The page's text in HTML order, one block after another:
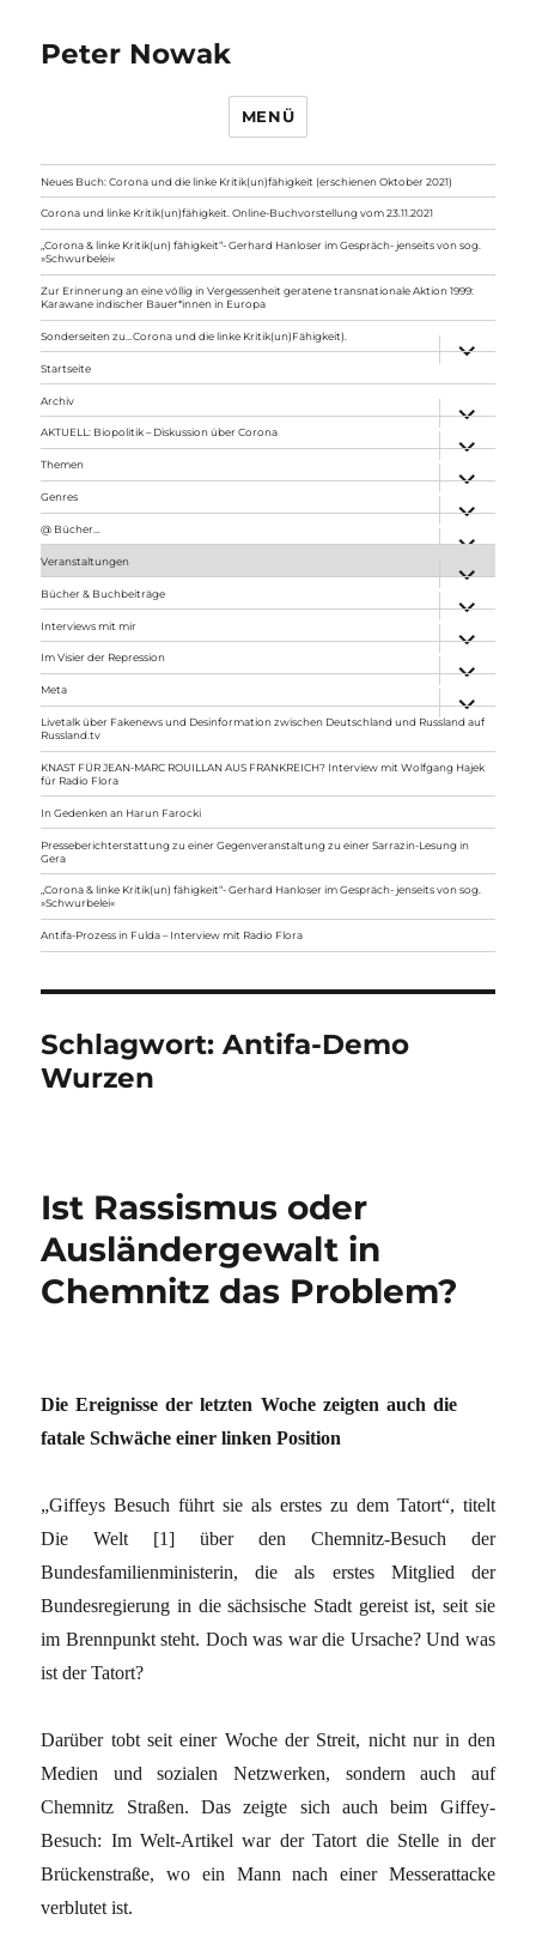
Peter Nowak
MENÜ
Neues Buch: Corona und die linke Kritik(un)fähigkeit (erschienen Oktober 2021)
Corona und linke Kritik(un)fähigkeit. Online-Buchvorstellung vom 23.11.2021
„Corona & linke Kritik(un) fähigkeit“- Gerhard Hanloser im Gespräch- jenseits von sog.
»Schwurbelei«
Zur Erinnerung an eine völlig in Vergessenheit geratene transnationale Aktion 1999:
Karawane indischer Bauer*innen in Europa
Sonderseiten zu…Corona und die linke Kritik(un)Fähigkeit).
anzeigen
Startseite
Archiv
anzeigen
AKTUELL: Biopolitik – Diskussion über Corona
anzeigen
Themen
anzeigen
Genres
anzeigen
@ Bücher…
Veranstaltungen
anzeigen
Bücher & Buchbeiträge
anzeigen
Interviews mit mir
anzeigen
Im Visier der Repression
anzeigen
Meta
anzeigen
Livetalk über Fakenews und Desinformation zwischen Deutschland und Russland auf
Russland.tv
KNAST FÜR JEAN-MARC ROUILLAN AUS FRANKREICH? Interview mit Wolfgang Hajek
für Radio Flora
In Gedenken an Harun Farocki
Presseberichterstattung zu einer Gegenveranstaltung zu einer Sarrazin-Lesung in
Gera
„Corona & linke Kritik(un) fähigkeit“- Gerhard Hanloser im Gespräch- jenseits von sog.
»Schwurbelei«
Antifa-Prozess in Fulda – Interview mit Radio Flora
Schlagwort:Antifa-Demo
Wurzen
Ist Rassismus oder
Ausländergewalt in
Chemnitz das Problem?
Die Ereignisse der letzten Woche zeigten auch die
fatale Schwäche einer linken Position
„Giffeys Besuch führt sie als erstes zu dem Tatort“, titelt
Die Welt [1] über den Chemnitz-Besuch der
Bundesfamilienministerin, die als erstes Mitglied der
Bundesregierung in die sächsische Stadt gereist ist, seit sie
im Brennpunkt steht. Doch was war die Ursache? Und was
ist der Tatort?
Darüber tobt seit einer Woche der Streit, nicht nur in den
Medien und sozialen Netzwerken, sondern auch auf
Chemnitz Straßen. Das zeigte sich auch beim Giffey-
Besuch: Im Welt-Artikel war der Tatort die Stelle in der
Brückenstraße, wo ein Mann nach einer Messerattacke
verblutet ist.